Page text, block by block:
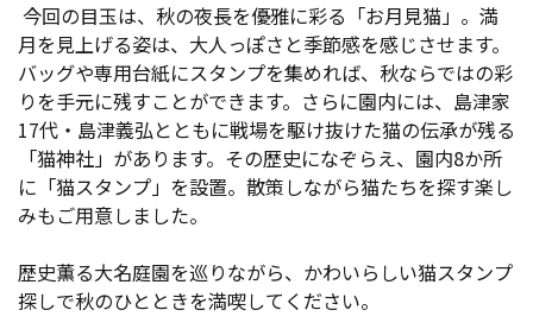
今回の目玉は、秋の夜長を優雅に彩る「お月見猫」。満
月を見上げる姿は、大人っぽさと季節感を感じさせます。
バッグや専用台紙にスタンプを集めれば、秋ならではの彩
りを手元に残すことができます。さらに園内には、島津家
17代・島津義弘とともに戦場を駆け抜けた猫の伝承が残る
「猫神社」があります。その歴史になぞらえ、園内8か所
に「猫スタンプ」を設置。散策しながら猫たちを探す楽し
みもご用意しました。
歴史薫る大名庭園を巡りながら、かわいらしい猫スタンプ
探しで秋のひとときを満喫してください。